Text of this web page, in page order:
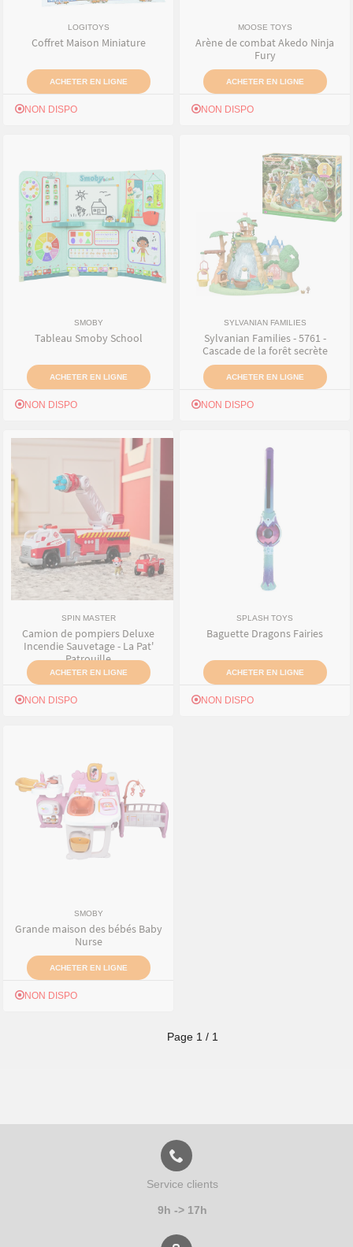
LOGITOYS
Coffret Maison Miniature
ACHETER EN LIGNE
NON DISPO
MOOSE TOYS
Arène de combat Akedo Ninja
Fury
ACHETER EN LIGNE
NON DISPO
SMOBY
Tableau Smoby School
ACHETER EN LIGNE
NON DISPO
SYLVANIAN FAMILIES
Sylvanian Families - 5761 -
Cascade de la forêt secrète
ACHETER EN LIGNE
NON DISPO
SPIN MASTER
Camion de pompiers Deluxe
Incendie Sauvetage - La Pat'
Patrouille
ACHETER EN LIGNE
NON DISPO
SPLASH TOYS
Baguette Dragons Fairies
ACHETER EN LIGNE
NON DISPO
SMOBY
Grande maison des bébés Baby
Nurse
ACHETER EN LIGNE
NON DISPO
Page 1 / 1
Service clients
9h -> 17h